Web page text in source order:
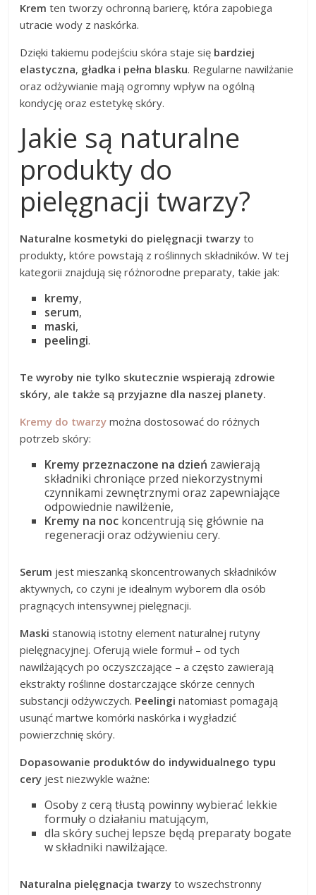
Krem ten tworzy ochronną barierę, która zapobiega
utracie wody z naskórka.
Dzięki takiemu podejściu skóra staje się bardziej
elastyczna, gładka i pełna blasku. Regularne nawilżanie
oraz odżywianie mają ogromny wpływ na ogólną
kondycję oraz estetykę skóry.
Jakie są naturalne
produkty do
pielęgnacji twarzy?
Naturalne kosmetyki do pielęgnacji twarzy to
produkty, które powstają z roślinnych składników. W tej
kategorii znajdują się różnorodne preparaty, takie jak:
kremy,
serum,
maski,
peelingi.
Te wyroby nie tylko skutecznie wspierają zdrowie
skóry, ale także są przyjazne dla naszej planety.
Kremy do twarzy można dostosować do różnych
potrzeb skóry:
Kremy przeznaczone na dzień zawierają
składniki chroniące przed niekorzystnymi
czynnikami zewnętrznymi oraz zapewniające
odpowiednie nawilżenie,
Kremy na noc koncentrują się głównie na
regeneracji oraz odżywieniu cery.
Serum jest mieszanką skoncentrowanych składników
aktywnych, co czyni je idealnym wyborem dla osób
pragnących intensywnej pielęgnacji.
Maski stanowią istotny element naturalnej rutyny
pielęgnacyjnej. Oferują wiele formuł – od tych
nawilżających po oczyszczające – a często zawierają
ekstrakty roślinne dostarczające skórze cennych
substancji odżywczych. Peelingi natomiast pomagają
usunąć martwe komórki naskórka i wygładzić
powierzchnię skóry.
Dopasowanie produktów do indywidualnego typu
cery jest niezwykle ważne:
Osoby z cerą tłustą powinny wybierać lekkie
formuły o działaniu matującym,
dla skóry suchej lepsze będą preparaty bogate
w składniki nawilżające.
Naturalna pielęgnacja twarzy to wszechstronny